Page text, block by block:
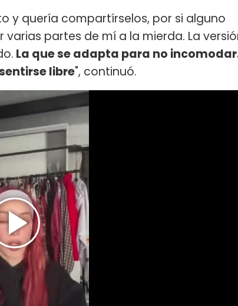
y quería compartírselos, por si alguno
varias partes de mí a la mierda. La
La que se adapta para no
libre", continuó.